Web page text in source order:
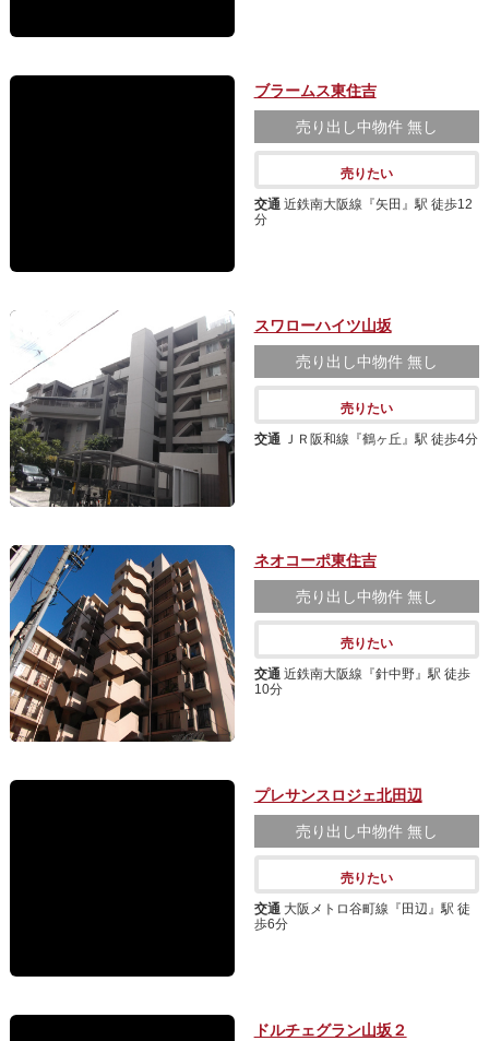
ブラームス東住吉
売り出し中物件 無し
売りたい
交通 近鉄南大阪線『矢田』駅 徒歩12
分
スワローハイツ山坂
売り出し中物件 無し
売りたい
交通 ＪＲ阪和線『鶴ヶ丘』駅 徒歩4分
ネオコーポ東住吉
売り出し中物件 無し
売りたい
交通 近鉄南大阪線『針中野』駅 徒歩
10分
プレサンスロジェ北田辺
売り出し中物件 無し
売りたい
交通 大阪メトロ谷町線『田辺』駅 徒
歩6分
ドルチェグラン山坂２